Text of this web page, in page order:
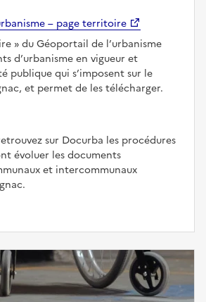
– page territoire
du Géoportail de l’urbanisme
d’urbanisme en vigueur et
publique qui s’imposent sur le
et permet de les télécharger.
sur Docurba les procédures
évoluer les documents
et intercommunaux